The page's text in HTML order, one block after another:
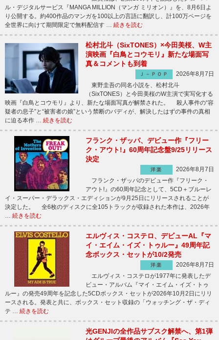
ル・デジタルサービス『MANGA MILLION（マンガ ミリオン）』を、8月6日よ
り公開する。約400作品のマンガを100以上の言語に翻訳し、計100万ページを
全世界に向けて期間限定で無料配信す … 続きを読む
松村北斗（SixTONES）×今田美桜、W主
演映画『白鳥とコウモリ』新たな場面写
真＆コメントも到着
Ｊ－ＰＯＰ
2026年8月7日
東野圭吾の同名小説を、松村北斗
（SixTONES）と今田美桜のW主演で実写化する
映画『白鳥とコウモリ』より、新たな場面写真が解禁された。 殺人事件の“容
疑者の息子”と“被害者の娘”という禁断のバディが、解決したはずの事件の真相
に迫る本作 … 続きを読む
フランク・ザッパ、デビュー作『フリー
ク・アウト!』60周年記念盤9/25リリース
決定
洋楽
2026年8月7日
フランク・ザッパのデビュー作『フリーク・
アウト!』の60周年記念として、5CD＋ブルーレ
イ・スーパー・デラックス・エディションが9月25日にリリースされることが
決定した。 全6枚のディスクに全105トラックが収録された本作は、2026年
… 続きを読む
エルヴィス・コステロ、デビューAL『マ
イ・エイム・イズ・トゥルー』49周年記
念ボックス・セットが10/2発売
洋楽
2026年8月7日
エルヴィス・コステロが1977年に発表したデ
ビュー・アルバム『マイ・エイム・イズ・トゥ
ルー』の発売49周年を記念した5CDボックス・セットが2026年10月2日にリリ
ースされる。発表と共に、ボックス・セット収録の「ウォッチング・ザ・ディ
テ … 続きを読む
光GENJIの全作品サブスク解禁へ、第1弾